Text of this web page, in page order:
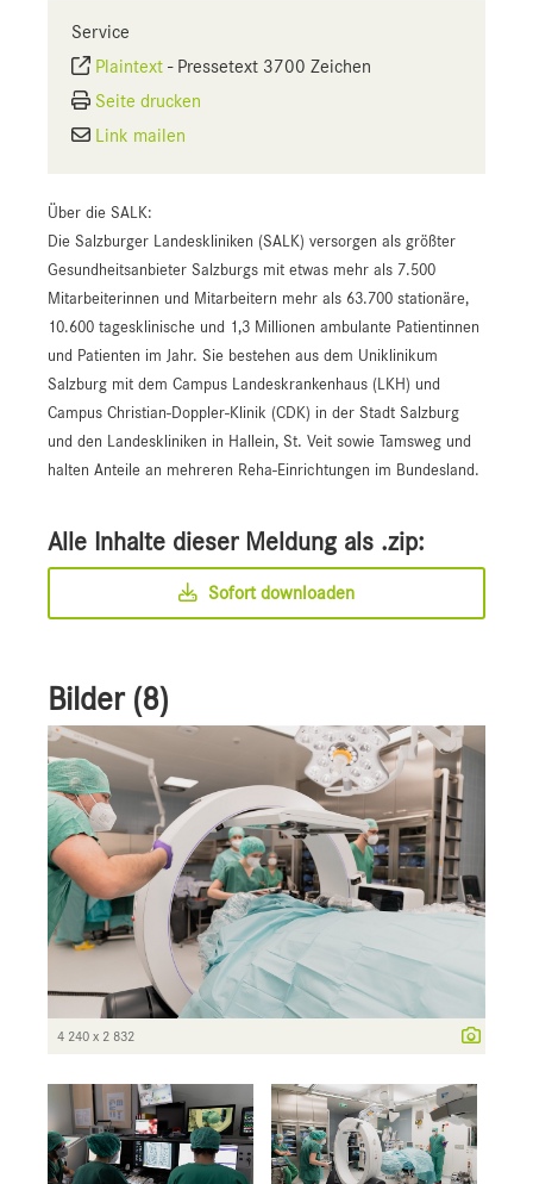
Service
Plaintext - Pressetext 3700 Zeichen
Seite drucken
Link mailen
Über die SALK:
Die Salzburger Landeskliniken (SALK) versorgen als größter
Gesundheitsanbieter Salzburgs mit etwas mehr als 7.500
Mitarbeiterinnen und Mitarbeitern mehr als 63.700 stationäre,
10.600 tagesklinische und 1,3 Millionen ambulante Patientinnen
und Patienten im Jahr. Sie bestehen aus dem Uniklinikum
Salzburg mit dem Campus Landeskrankenhaus (LKH) und
Campus Christian-Doppler-Klinik (CDK) in der Stadt Salzburg
und den Landeskliniken in Hallein, St. Veit sowie Tamsweg und
halten Anteile an mehreren Reha-Einrichtungen im Bundesland.
Alle Inhalte dieser Meldung als .zip:
Sofort downloaden
Bilder (8)
4 240 x 2 832